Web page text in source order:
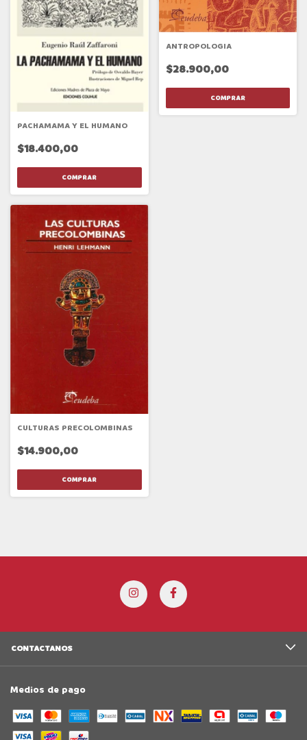
PACHAMAMA Y EL HUMANO
$18.400,00
ANTROPOLOGIA
$28.900,00
CULTURAS PRECOLOMBINAS
$14.900,00
CONTACTANOS
Medios de pago